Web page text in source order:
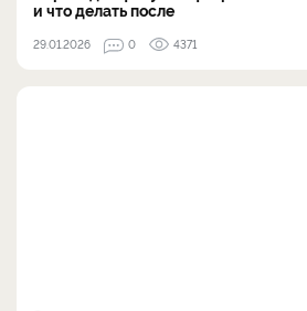
и что делать после
29.01.2026 0 4371